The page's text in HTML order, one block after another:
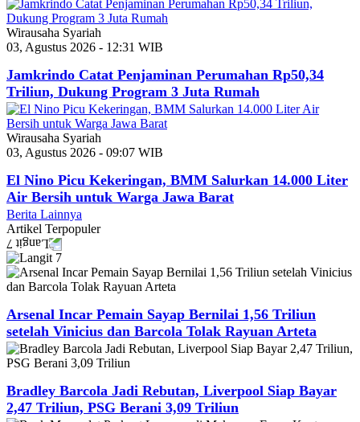
Wirausaha Syariah
03, Agustus 2026 - 12:31 WIB
Jamkrindo Catat Penjaminan Perumahan Rp50,34
Triliun, Dukung Program 3 Juta Rumah
Wirausaha Syariah
03, Agustus 2026 - 09:07 WIB
El Nino Picu Kekeringan, BMM Salurkan 14.000 Liter
Air Bersih untuk Warga Jawa Barat
Berita Lainnya
Artikel Terpopuler
Arsenal Incar Pemain Sayap Bernilai 1,56 Triliun
setelah Vinicius dan Barcola Tolak Rayuan Arteta
Bradley Barcola Jadi Rebutan, Liverpool Siap Bayar
2,47 Triliun, PSG Berani 3,09 Triliun